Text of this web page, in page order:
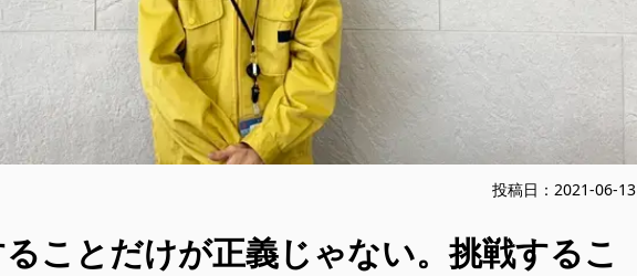
投稿日： 2021-06-13
ことだけが正義じゃない。挑戦するこ